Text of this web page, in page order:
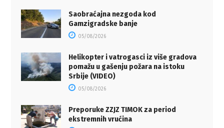
Saobraćajna nezgoda kod
Gamzigradske banje
05/08/2026
Helikopter i vatrogasci iz više gradova
pomažu u gašenju požara na istoku
Srbije (VIDEO)
05/08/2026
Preporuke ZZJZ TIMOK za period
ekstremnih vrućina